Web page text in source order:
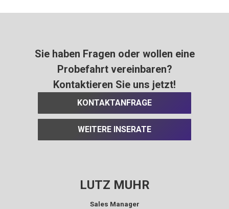
Sie haben Fragen oder wollen eine
Probefahrt vereinbaren?
Kontaktieren Sie uns jetzt!
KONTAKTANFRAGE
WEITERE INSERATE
LUTZ MUHR
Sales Manager